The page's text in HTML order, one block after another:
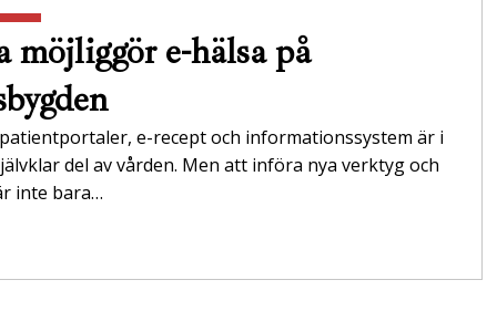
möjliggör e-hälsa på
e-recept och informationssystem är i
del av vården. Men att införa nya verktyg och
inte bara…